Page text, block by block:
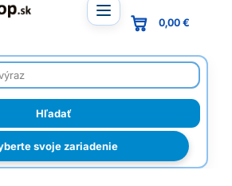
svoje zariadenie
0,00 €